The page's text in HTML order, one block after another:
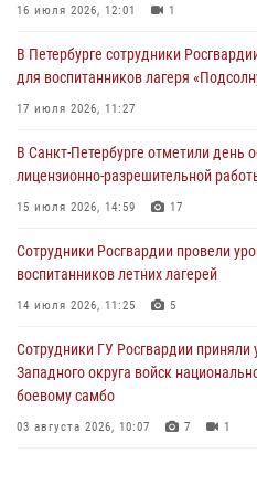
06 августа 2026, 11:36
Сотрудники и военнослужащие
правопорядок при проведении матча
06 августа 2026, 07:30
В Выборгском районе наряд
разыскиваемый преступный
05 августа 2026, 12:25 2
Петербургские росгвардейцы
автомобиль, ранее
Ленобласти
16 июля 2026, 12:01 1
В Петербурге сотрудники
для воспитанников лагеря
17 июля 2026, 11:27
В Санкт-Петербурге отметили день
лицензионно-разрешительной
15 июля 2026, 14:59 17
Сотрудники Росгвардии провели
воспитанников летних лагерей
14 июля 2026, 11:25 5
Сотрудники ГУ Росгвардии приняли
Западного округа войск
боевому самбо
03 августа 2026, 10:07 7 1